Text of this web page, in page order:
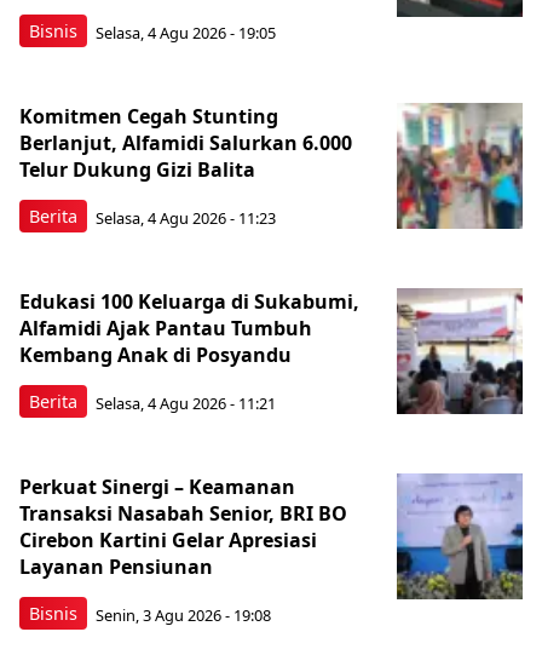
Bisnis Selasa, 4 Agu 2026 - 19:05
Berita
Komitmen Cegah Stunting
Berlanjut, Alfamidi Salurkan 6.000
Telur Dukung Gizi Balita
Selasa, 4 Agu 2026 - 11:23
Berita
Edukasi 100 Keluarga di Sukabumi,
Alfamidi Ajak Pantau Tumbuh
Kembang Anak di Posyandu
Selasa, 4 Agu 2026 - 11:21
Bisnis
Perkuat Sinergi – Keamanan
Transaksi Nasabah Senior, BRI BO
Cirebon Kartini Gelar Apresiasi
Layanan Pensiunan
Senin, 3 Agu 2026 - 19:08